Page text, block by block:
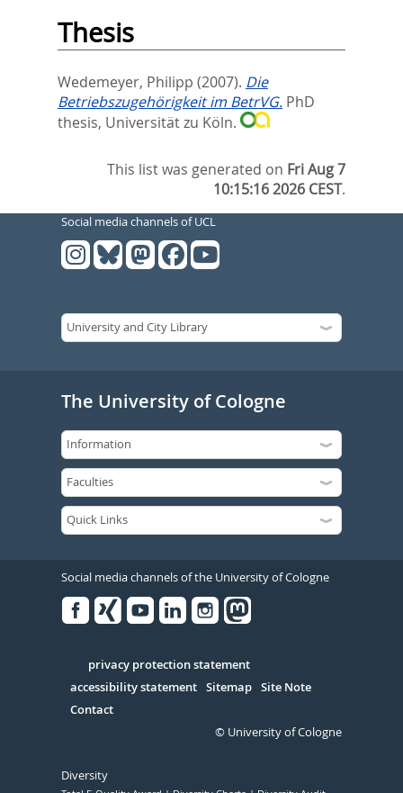
Thesis
Wedemeyer, Philipp (2007). Die
Betriebszugehörigkeit im BetrVG. PhD
thesis, Universität zu Köln.
This list was generated on Fri Aug 7
10:15:16 2026 CEST.
Social media channels of UCL
The University of Cologne
Social media channels of the University of Cologne
Serivce
privacy protection statement
accessibility statement Sitemap Site Note
Contact
© University of Cologne
Diversity